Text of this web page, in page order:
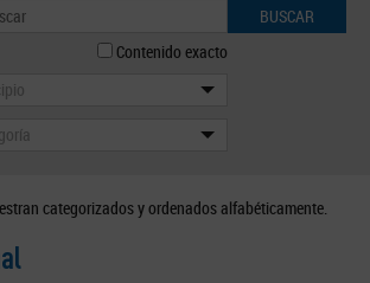
BUSCAR
Contenido exacto
categorizados y ordenados alfabéticamente.